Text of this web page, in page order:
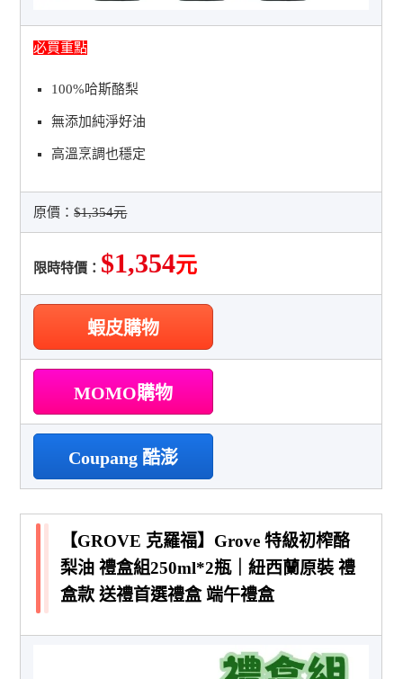
必買重點
100%哈斯酪梨
無添加純淨好油
高溫烹調也穩定
原價：$1,354元
限時特價： $1,354元
蝦皮購物
MOMO購物
Coupang 酷澎
【GROVE 克羅福】Grove 特級初榨酪
梨油 禮盒組250ml*2瓶｜紐西蘭原裝 禮
盒款 送禮首選禮盒 端午禮盒